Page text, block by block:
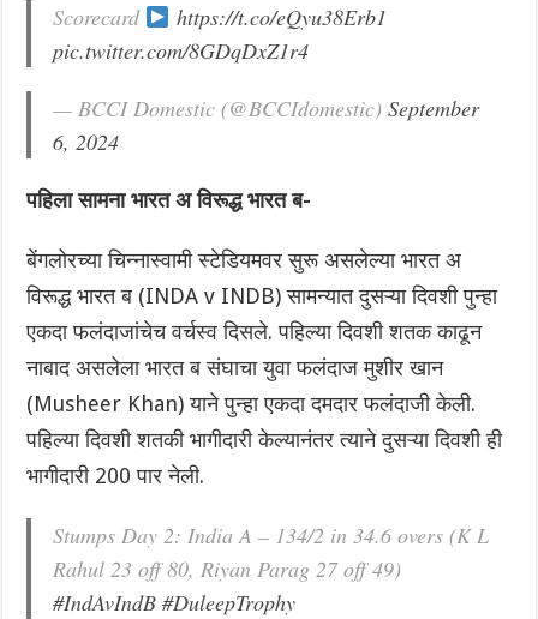
Scorecard
https://t.co/eQyu38Erb1
pic.twitter.com/8GDqDxZ1r4
— BCCI Domestic (@BCCIdomestic)September
6, 2024
पहिला सामना भारत अ विरूद्ध भारत ब-
बेंगलोरच्या चिन्नास्वामी स्टेडियमवर सुरू असलेल्या भारत अ
विरूद्ध भारत ब (INDA v INDB) सामन्यात दुसऱ्या दिवशी पुन्हा
एकदा फलंदाजांचेच वर्चस्व दिसले. पहिल्या दिवशी शतक काढून
नाबाद असलेला भारत ब संघाचा युवा फलंदाज मुशीर खान
(Musheer Khan) याने पुन्हा एकदा दमदार फलंदाजी केली.
पहिल्या दिवशी शतकी भागीदारी केल्यानंतर त्याने दुसऱ्या दिवशी ही
भागीदारी 200 पार नेली.
Stumps Day 2: India A – 134/2 in 34.6 overs (K L
Rahul 23 off 80, Riyan Parag 27 off 49)
#IndAvIndB #DuleepTrophy